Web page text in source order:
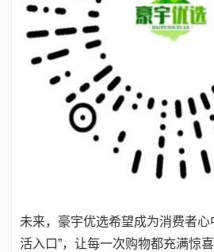
未来，豪宇优选希望成为消费者心
活入口”，让每一次购物都充满惊